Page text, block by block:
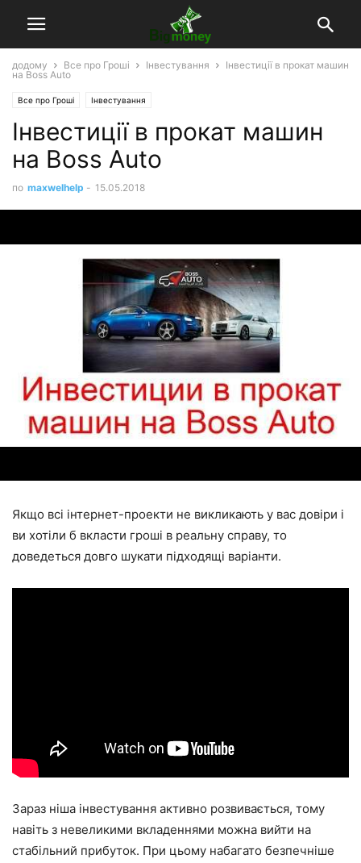
додому Все про Гроші Інвестування
Інвестиції в прокат машин
на Boss Auto
Все про Гроші Інвестування
Інвестиції в прокат машин
на Boss Auto
по maxwelhelp - 15.05.2018
Якщо всі інтернет-проекти не викликають у вас довіри і
ви хотіли б вкласти гроші в реальну справу, то
доведеться довго шукати підходящі варіанти.
Зараз ніша інвестування активно розвивається, тому
навіть з невеликими вкладеннями можна вийти на
стабільний прибуток. При цьому набагато безпечніше